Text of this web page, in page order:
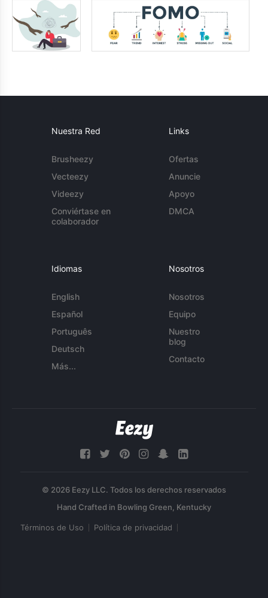
Nuestra Red
Brusheezy
Vecteezy
Videezy
Conviértase en
colaborador
Links
Ofertas
Anuncie
Apoyo
DMCA
Idiomas
English
Español
Português
Deutsch
Más...
Nosotros
Nosotros
Equipo
Nuestro
blog
Contacto
© 2026 Eezy LLC. Todos los derechos reservados
Términos de Uso Política de privacidad